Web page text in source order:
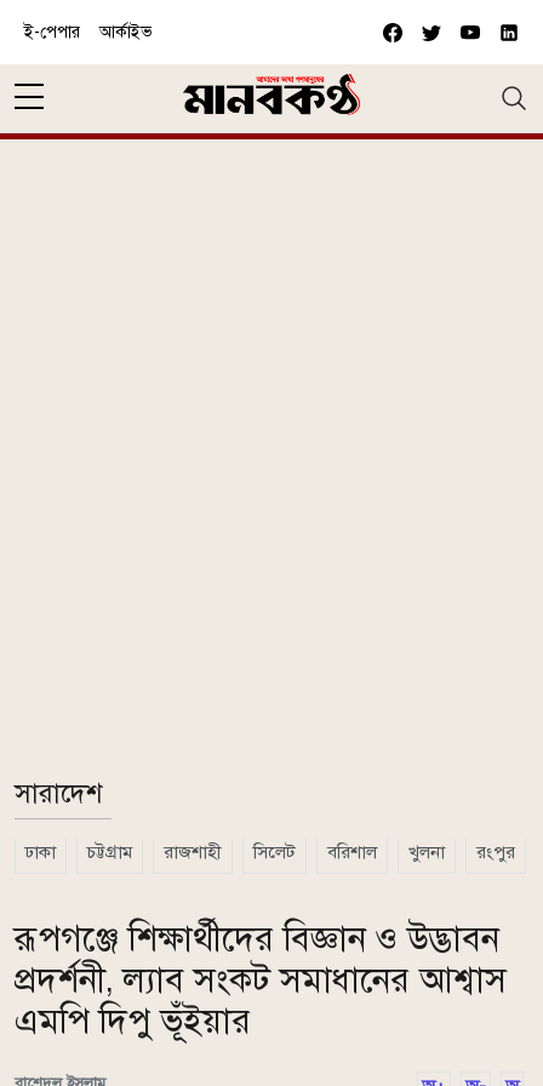
ই-পেপার আর্কাইভ
সারাদেশ
ঢাকা চট্টগ্রাম রাজশাহী সিলেট বরিশাল খুলনা রংপুর
রূপগঞ্জে শিক্ষার্থীদের বিজ্ঞান ও উদ্ভাবন
প্রদর্শনী, ল্যাব সংকট সমাধানের আশ্বাস
এমপি দিপু ভূঁইয়ার